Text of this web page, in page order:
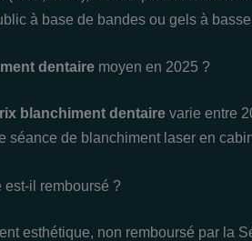
à base de bandes ou gels à
dentaire moyen en 2025 ?
blanchiment dentaire varie entre
séance de blanchiment laser en
est-il remboursé ?
esthétique, non remboursé par la